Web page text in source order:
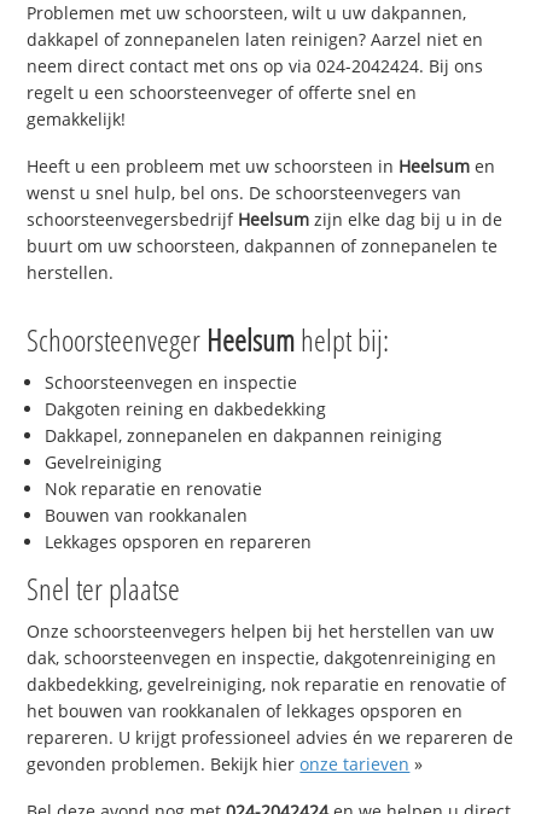
Problemen met uw schoorsteen, wilt u uw dakpannen,
dakkapel of zonnepanelen laten reinigen? Aarzel niet en
neem direct contact met ons op via 024-2042424. Bij ons
regelt u een schoorsteenveger of offerte snel en
gemakkelijk!
Heeft u een probleem met uw schoorsteen in Heelsum en
wenst u snel hulp, bel ons. De schoorsteenvegers van
schoorsteenvegersbedrijf Heelsum zijn elke dag bij u in de
buurt om uw schoorsteen, dakpannen of zonnepanelen te
herstellen.
Schoorsteenveger Heelsumhelpt bij:
Schoorsteenvegen en inspectie
Dakgoten reining en dakbedekking
Dakkapel, zonnepanelen en dakpannen reiniging
Gevelreiniging
Nok reparatie en renovatie
Bouwen van rookkanalen
Lekkages opsporen en repareren
Snel ter plaatse
Onze schoorsteenvegers helpen bij het herstellen van uw
dak, schoorsteenvegen en inspectie, dakgotenreiniging en
dakbedekking, gevelreiniging, nok reparatie en renovatie of
het bouwen van rookkanalen of lekkages opsporen en
repareren. U krijgt professioneel advies én we repareren de
gevonden problemen. Bekijk hieronze tarieven »